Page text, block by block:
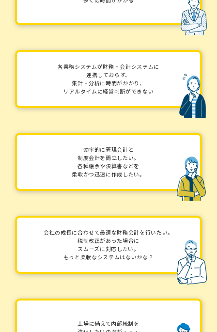
各業務システムが財務・会計システムに
連携しておらず、
集計・分析に時間がかかり、
リアルタイムに経営判断ができない
効率的に管理会計と
制度会計を両立したい。
各種帳票や決算書などを
柔軟かつ迅速に作成したい。
会社の成長に合わせて最適な財務会計を行いたい。
税制改正があった場合に
スムーズに対応したい。
もっと柔軟なシステムはないかな？
上場に備えて内部統制を